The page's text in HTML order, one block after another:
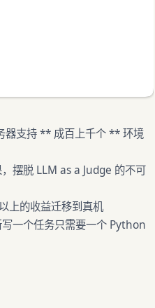
器支持 ** 成百上千个 ** 环境
摆脱 LLM as a Judge 的不可
上的收益迁移到真机
一个任务只需要一个 Python